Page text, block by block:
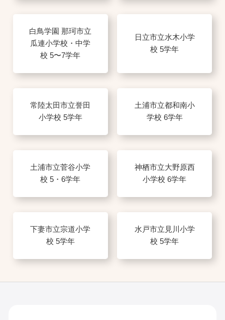
白鳥学園 那珂市立
瓜連小学校・中学
校 5〜7学年
日立市立水木小学
校 5学年
常陸太田市立誉田
小学校 5学年
土浦市立都和南小
学校 6学年
土浦市立菅谷小学
校 5・6学年
神栖市立大野原西
小学校 6学年
下妻市立宗道小学
校 5学年
水戸市立見川小学
校 5学年